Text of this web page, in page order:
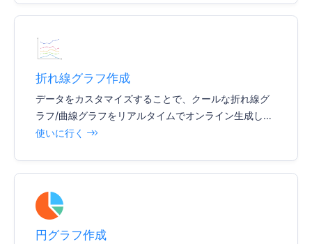
折れ線グラフ作成
データをカスタマイズすることで、クールな折れ線グ
ラフ/曲線グラフをリアルタイムでオンライン生成し、
ワンクリックイメージエクスポートをサポートし、
使いに行く
円グラフ作成